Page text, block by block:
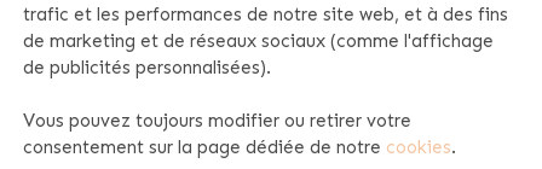
BOÎTE À SOUVENIRS COMME
CADEAU DE CONDOLÉANCES
Cette boîte à souvenirs personnalisée en bois est
également un cadeau spécial à offrir lors d'une cérémonie
trafic et les performances de notre site web, et à des fins
de marketing et de réseaux sociaux (comme l'affichage
de publicités personnalisées).
Vous pouvez toujours modifier ou retirer votre
consentement sur la page dédiée de notre cookies.